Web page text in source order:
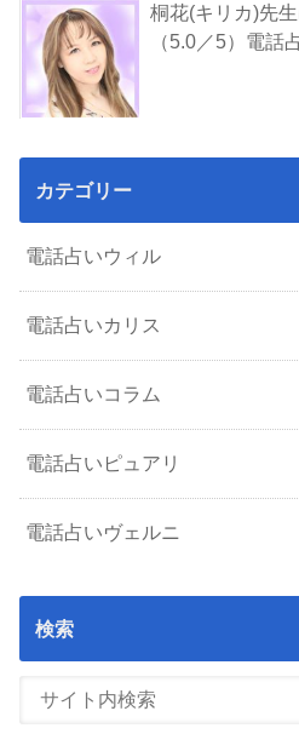
桐花(キリカ)先
（5.0／5）電話
カテゴリー
電話占いウィル
電話占いカリス
電話占いコラム
電話占いピュアリ
電話占いヴェルニ
検索